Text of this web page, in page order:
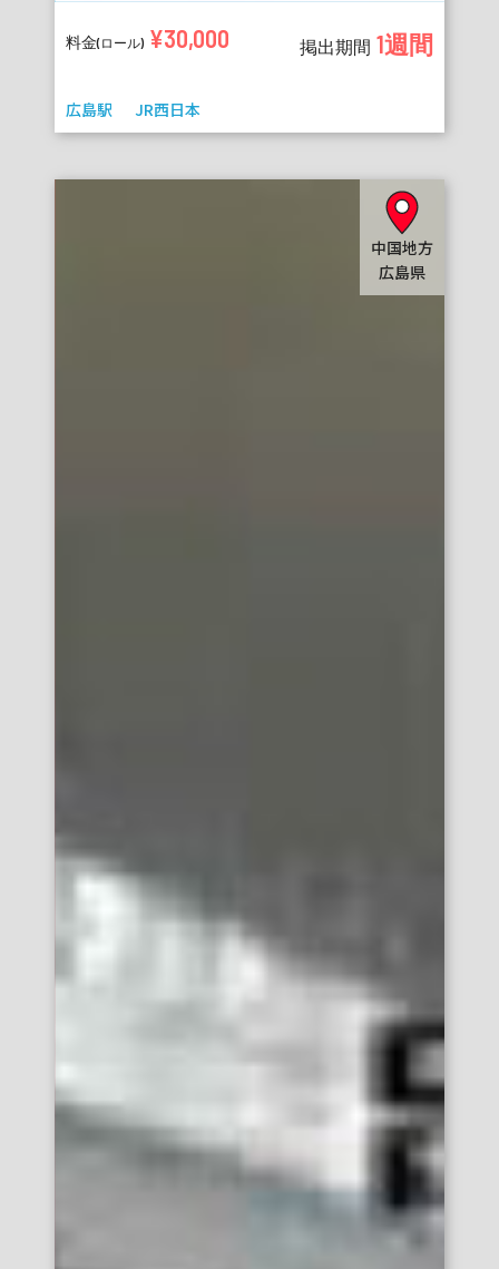
料金(ロール) ¥30,000 掲出期間 1週間
広島駅 JR西日本
中国地方
広島県